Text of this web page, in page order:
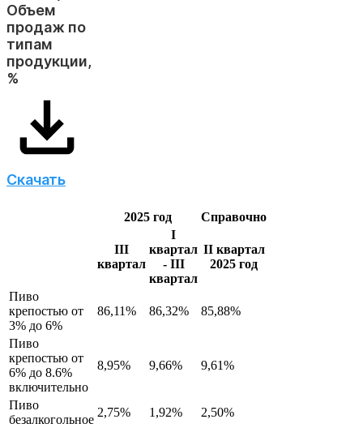
Объем
продаж по
типам
продукции,
%
Скачать
2025 год Справочно
III
квартал
I
квартал
- III
квартал
II квартал
2025 год
Пиво
крепостью от
3% до 6%
86,11% 86,32% 85,88%
Пиво
крепостью от
6% до 8.6%
включительно
8,95% 9,66% 9,61%
Пиво
безалкогольное
2,75% 1,92%
2,50%